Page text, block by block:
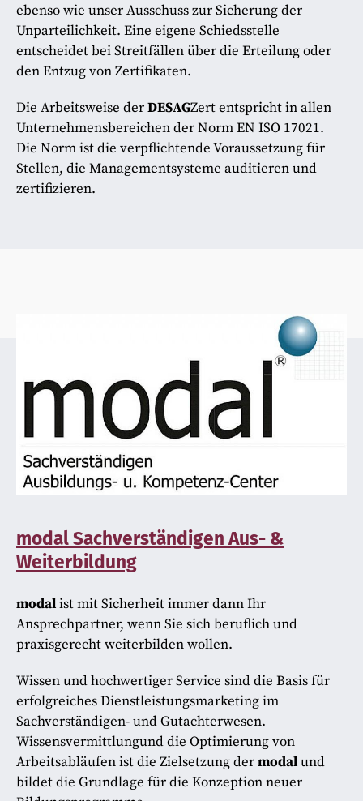
ebenso wie unser Ausschuss zur Sicherung der
Unparteilichkeit. Eine eigene Schiedsstelle
entscheidet bei Streitfällen über die Erteilung oder
den Entzug von Zertifikaten.
Die Arbeitsweise derDESAGZert entspricht in allen
Unternehmensbereichen der Norm EN ISO 17021.
Die Norm ist die verpflichtende Voraussetzung für
Stellen, die Managementsysteme auditieren und
zertifizieren.
⁣modal Sachverständigen Aus- &
Weiterbildung
modalist mit Sicherheit immer dann Ihr
Ansprechpartner, wenn Sie sich beruflich und
praxisgerecht weiterbilden wollen.
Wissen und hochwertiger Service sind die Basis für
erfolgreiches Dienstleistungsmarketing im
Sachverständigen- und Gutachterwesen.
Wissensvermittlungund die Optimierung von
Arbeitsabläufen ist die Zielsetzung dermodalund
bildet die Grundlage für die Konzeption neuer